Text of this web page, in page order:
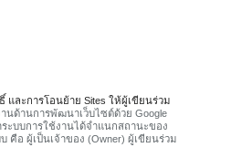
และการโอนย้าย Sites ให้ผู้เขียนร่วม
นด้านการพัฒนาเว็บไซต์ด้วย Google
ระบบการใช้งานได้จำแนกสถานะของ
บ คือ ผู้เป็นเจ้าของ (Owner) ผู้เขียนร่วม